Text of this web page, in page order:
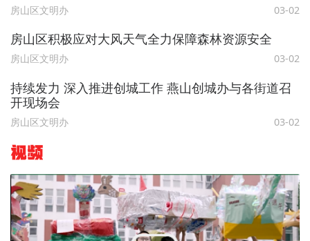
房山区文明办 03-02
房山区积极应对大风天气全力保障森林资源安全
房山区文明办 03-02
持续发力 深入推进创城工作 燕山创城办与各街道召
开现场会
房山区文明办 03-02
视频